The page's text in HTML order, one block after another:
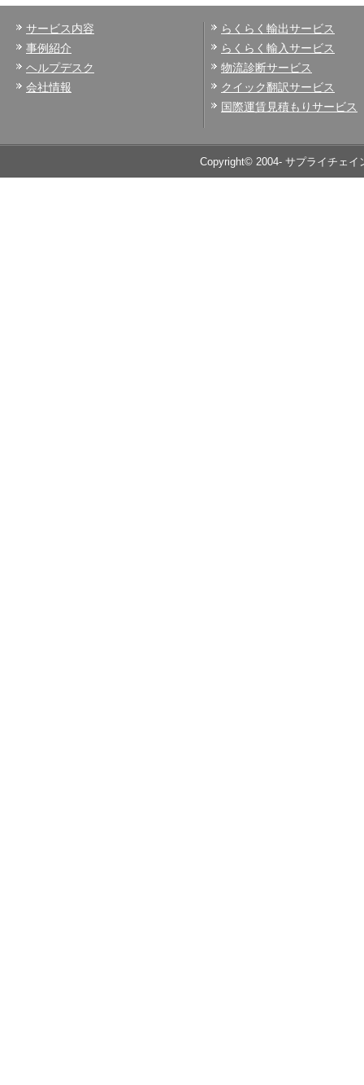
サービス内容
事例紹介
ヘルプデスク
会社情報
らくらく輸出サービス
らくらく輸入サービス
物流診断サービス
クイック翻訳サービス
国際運賃見積もりサービス
Copyright© 2004- サプライチェ